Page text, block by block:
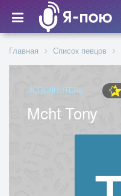
Главная Список певцов
ИСПОЛНИТЕЛЬ
Mcht Tony